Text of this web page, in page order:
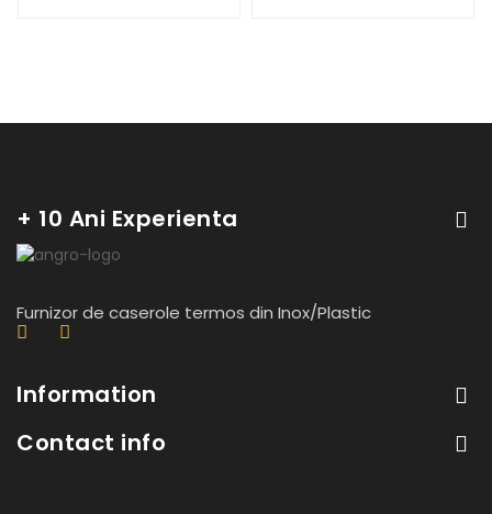
+ 10 Ani Experienta
Furnizor de caserole termos din Inox/Plastic
Information
Contact info